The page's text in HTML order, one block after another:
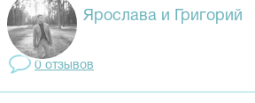
Ярослава и Григорий
0 отзывов